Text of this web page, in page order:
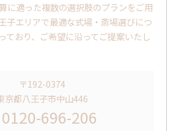
に適った複数の選択肢のプランをご用
子エリアで最適な式場・斎場選びにつ
ており、ご希望に沿ってご提案いたし
〒192-0374
京都八王子市中山446
0120-696-206